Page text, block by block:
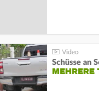
Schüsse an
MEHRERE